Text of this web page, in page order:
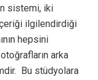
sistemi, iki
ilgilendirdiği
hepsini
arka
Bu stüdyolara